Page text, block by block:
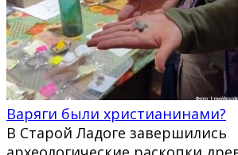
Варяги были христианинами?
В Старой Ладоге завершились